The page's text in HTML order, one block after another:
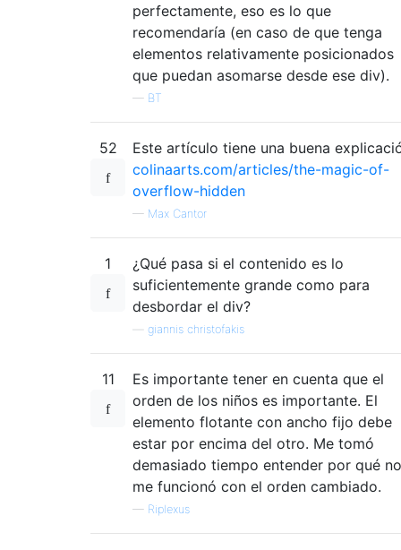
perfectamente, eso es lo que
recomendaría (en caso de que tenga
elementos relativamente posicionados
que puedan asomarse desde ese div).
— BT
52
Este artículo tiene una buena
colinaarts.com/articles/the-magic-of-
overflow-hidden
— Max Cantor
1
¿Qué pasa si el contenido es lo
suficientemente grande como para
desbordar el div?
giannis christofakis
11
Es importante tener en cuenta que el
orden de los niños es importante. El
elemento flotante con ancho fijo debe
estar por encima del otro. Me tomó
demasiado tiempo entender por qué no
me funcionó con el orden cambiado.
— Riplexus